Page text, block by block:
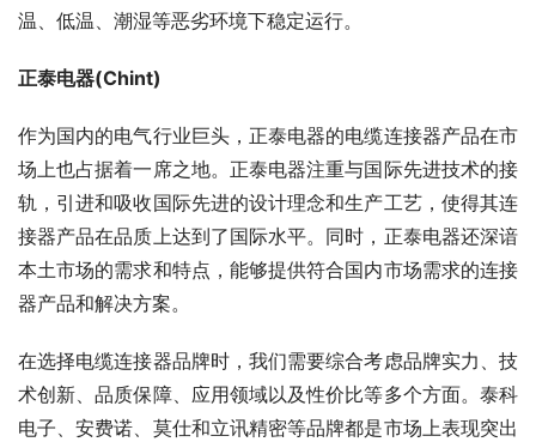
温、低温、潮湿等恶劣环境下稳定运行。
正泰电器(Chint)
作为国内的电气行业巨头，正泰电器的电缆连接器产品在市
场上也占据着一席之地。正泰电器注重与国际先进技术的接
轨，引进和吸收国际先进的设计理念和生产工艺，使得其连
接器产品在品质上达到了国际水平。同时，正泰电器还深谙
本土市场的需求和特点，能够提供符合国内市场需求的连接
器产品和解决方案。
在选择电缆连接器品牌时，我们需要综合考虑品牌实力、技
术创新、品质保障、应用领域以及性价比等多个方面。泰科
电子、安费诺、莫仕和立讯精密等品牌都是市场上表现突出